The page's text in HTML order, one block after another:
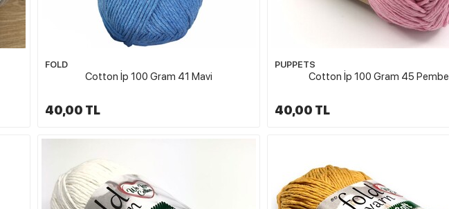
FOLD
Cotton İp 100 Gram 41 Mavi
40,00 TL
PUPPETS
Cotton İp 100 Gram 45 Pembe
40,00 TL